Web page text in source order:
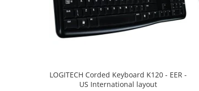
Sisteme Videoconferinta
Securitate Date
LOGITECH Corded Keyboard K120 - EER -
US International layout